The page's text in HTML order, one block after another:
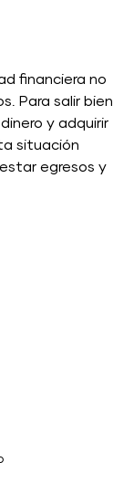
financiera no
Para salir bien
y adquirir
situación
egresos y